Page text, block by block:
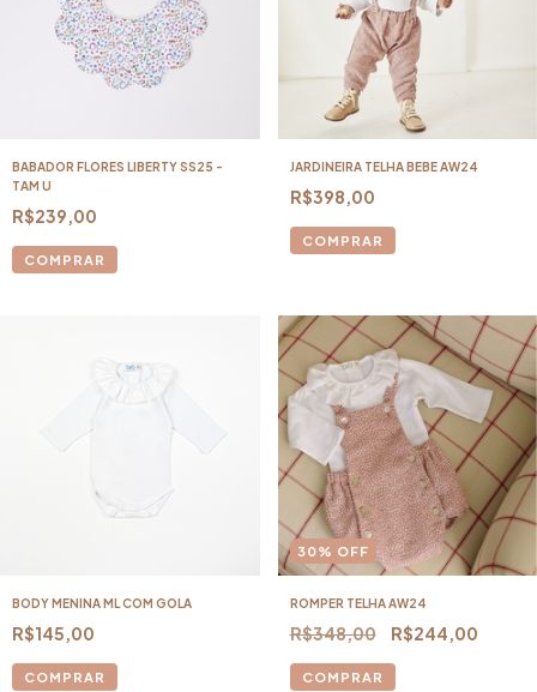
BABADOR FLORES LIBERTY SS25 -
TAM U
R$239,00
COMPRAR
JARDINEIRA TELHA BEBE AW24
R$398,00
COMPRAR
BODY MENINA ML COM GOLA
R$145,00
COMPRAR
30% OFF
ROMPER TELHA AW24
R$348,00 R$244,00
COMPRAR